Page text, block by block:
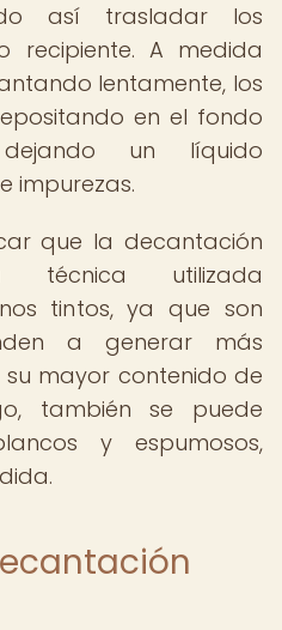
así trasladar los
recipiente. A medida
lentamente, los
en el fondo
un líquido
impurezas.
que la decantación
utilizada
tintos, ya que son
a generar más
mayor contenido de
también se puede
y espumosos,